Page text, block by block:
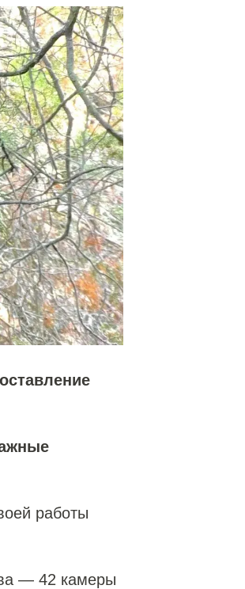
работы
— 42 камеры